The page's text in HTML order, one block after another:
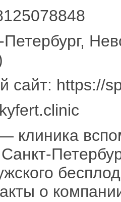
сайт: https://
клиника
о